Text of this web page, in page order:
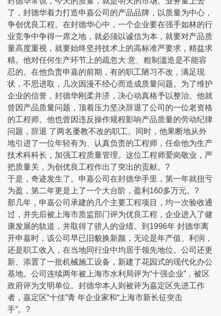
了，封德华着力打造申嘉公司的产品品牌，以质量为中心，
争创优良工程。在封德华心中，一个企业要在强手如林的行
业竞争中争得一席之地，就必须以诚信为本，就要对产品质
量高度重视，就要始终坚持技术上的高标准严要求，精益求
精。他对任何生产环节上的疏忽大 意、粗制滥造是不能容
忍的。在他负责申嘉的前期，有的职工陋习不改，满足现
状，不思进取，几次因漫不经心而造成质量问题。为了维护
企业的信誉，封德华刚柔并济，决心动真格予以整治。他就
曾因产品质量问题，顶着压力坚决辞退了公司的一位老资格
的工程师。他也曾因违反操作规程影响产品质量的劳动纪律
问题，辞退 了两名屡教不改的职工。同时，他果断地从外
地引进了一位年轻有为、认真负责的工程师，任命他为生产
技术科科长，加强工程质量管理。这位工程师爱岗敬业，严
把质量关，为创优良工程作出了突出的贡献。?
于是，奇迹发生了。申嘉公司在封德华手里，第一年就扭亏
为盈，第二年更是上了一个大台阶，盈利160多万元。?
那几年，申嘉公司承建的几个主要工程项目，均一次验收通
过，并先后被上海市质监部门评为优良工程，企业进入了健
康发展的轨道，并取得了骄人的业绩。到1996年 封德华离
开申嘉时，该公司早已旧貌换新颜，无论是年产值、利润，
还是职工收入，在当地同行业中均居于领先地位。公司还更
新、添置了一批机械施工设备，新建了花园式的现代化办公
基地。公司连续两年被上海市水利局评为“十强企业”，被区
政府评为文明单位。封德华本人则被评为嘉定区先进工作
者，嘉定区“十佳”青 年企业家和“上海市新长征突击
手”。?